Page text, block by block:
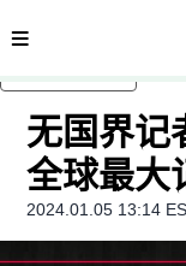
内容分类
无国界记
全球最大
2024.01.05 13:14